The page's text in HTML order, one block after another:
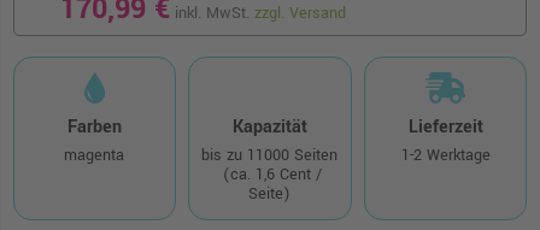
170,99 € inkl. MwSt.zzgl. Versand
Farben
magenta
Kapazität
bis zu 11000 Seiten
(ca. 1,6 Cent /
Seite)
Lieferzeit
1-2 Werktage